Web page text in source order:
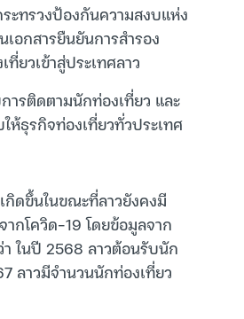
ะทรวงป้องกันความสงบแห่ง
อกสารยืนยันการสำรอง
ยวเข้าสู่ประเทศลาว
ารติดตามนักท่องเที่ยว และ
ธุรกิจท่องเที่ยวทั่วประเทศ
กิดขึ้นในขณะที่ลาวยังคงมี
ากโควิด-19 โดยข้อมูลจาก
ในปี 2568 ลาวต้อนรับนัก
ลาวมีจำนวนนักท่องเที่ยว